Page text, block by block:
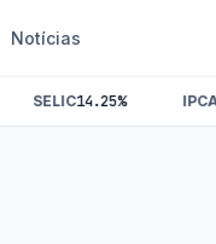
Notícias
14.25% IPCA 4.64%